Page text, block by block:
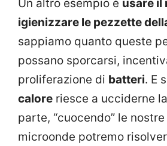
Un altro esempio è usare il
igienizzare le pezzette
sappiamo quanto queste
possano sporcarsi,
proliferazione di batteri. E
calore riesce a ucciderne
parte, “cuocendo” le
microonde potremo